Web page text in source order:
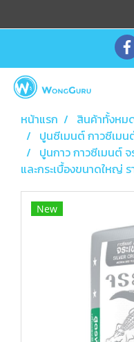
หน้าแรก
สินค้าทั้งหม
ปูนซีเมนต์ กาวซีเมน
ปูนกาว กาวซีเมนต์ จ
และกระเบื้องขนาดใหญ่
New